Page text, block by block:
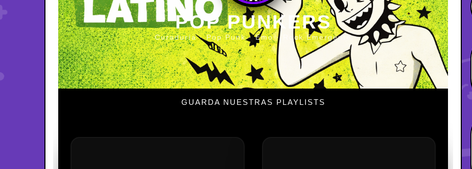
POP PUNKERS
Curaduría · Pop Punk · Emo · Rock Emergente
GUARDA NUESTRAS PLAYLISTS